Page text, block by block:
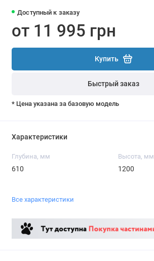
Доступный к заказу
от 11 995 грн
Купить
Быстрый заказ
* Цена указана за базовую модель
Характеристики
Глубина, мм
610
Высота, мм
1200
Все характеристики